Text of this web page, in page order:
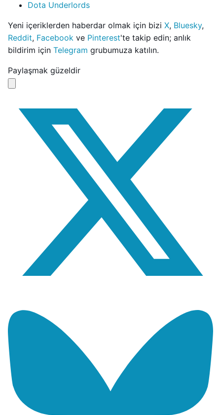
Dota Underlords
Yeni içeriklerden haberdar olmak için bizi X, Bluesky,
Reddit, Facebook ve Pinterest'te takip edin; anlık
bildirim için Telegram grubumuza katılın.
Paylaşmak güzeldir